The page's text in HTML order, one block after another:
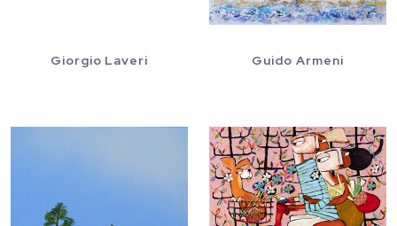
Giorgio Laveri Guido Armeni